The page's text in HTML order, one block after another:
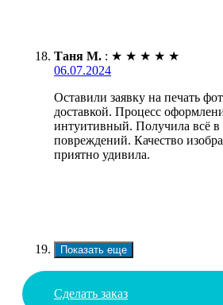
Таня М. : ★ ★ ★ ★ ★
06.07.2024
Оставили заявку на печать
доставкой. Процесс
интуитивный. Получила всё в
повреждений. Качество
приятно удивила.
Показать еще
Сделать заказ